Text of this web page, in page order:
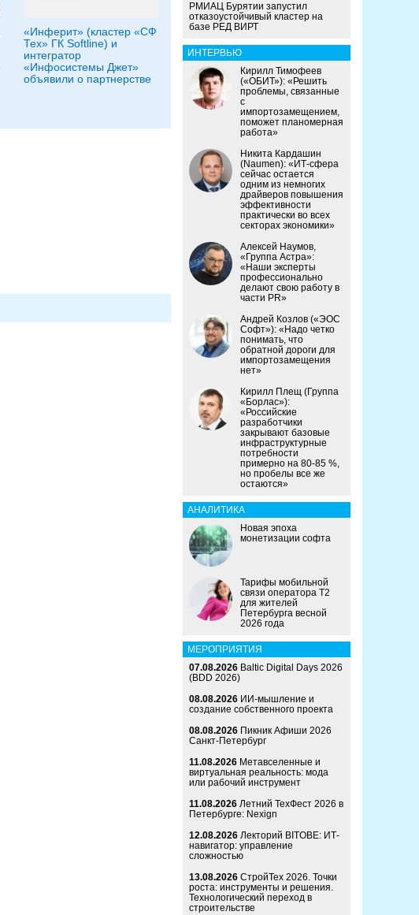
«Инферит» (кластер «СФ
Тех» ГК Softline) и
интегратор
«Инфосистемы Джет»
объявили о партнерстве
РМИАЦ Бурятии запустил
отказоустойчивый кластер на
базе РЕД ВИРТ
ИНТЕРВЬЮ
Кирилл Тимофеев
(«ОБИТ»): «Решить
проблемы, связанные
с
импортозамещением,
поможет планомерная
работа»
Никита Кардашин
(Naumen): «ИТ-сфера
сейчас остается
одним из немногих
драйверов повышения
эффективности
практически во всех
секторах экономики»
Алексей Наумов,
«Группа Астра»:
«Наши эксперты
профессионально
делают свою работу в
части PR»
Андрей Козлов («ЭОС
Софт»): «Надо четко
понимать, что
обратной дороги для
импортозамещения
нет»
Кирилл Плещ (Группа
«Борлас»):
«Российские
разработчики
закрывают базовые
инфраструктурные
потребности
примерно на 80-85 %,
но пробелы все же
остаются»
АНАЛИТИКА
Новая эпоха
монетизации софта
Тарифы мобильной
связи оператора Т2
для жителей
Петербурга весной
2026 года
МЕРОПРИЯТИЯ
07.08.2026 Baltic Digital Days 2026
(BDD 2026)
08.08.2026 ИИ-мышление и
создание собственного проекта
08.08.2026 Пикник Афиши 2026
Санкт-Петербург
11.08.2026 Метавселенные и
виртуальная реальность: мода
или рабочий инструмент
11.08.2026 Летний ТехФест 2026 в
Петербурге: Nexign
12.08.2026 Лекторий BITOBE: ИТ-
навигатор: управление
сложностью
13.08.2026 СтройТех 2026. Точки
роста: инструменты и решения.
Технологический переход в
строительстве